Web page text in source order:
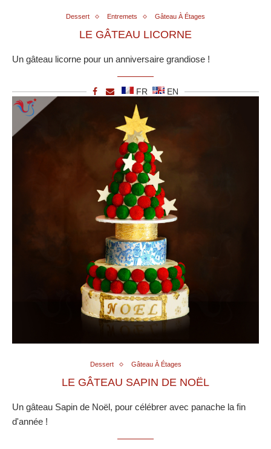
Dessert Entremets Gâteau À Étages
LE GÂTEAU LICORNE
Un gâteau licorne pour un anniversaire grandiose !
FR EN
Dessert Gâteau À Étages
LE GÂTEAU SAPIN DE NOËL
Un gâteau Sapin de Noël, pour célébrer avec panache la fin
d'année !